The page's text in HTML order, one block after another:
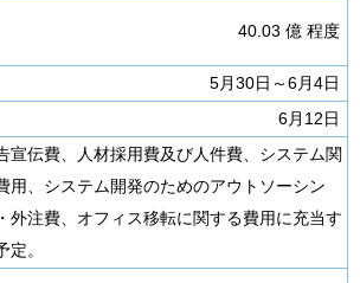
40.03 億 程度
5月30日～6月4日
6月12日
宣伝費、人材採用費及び人件費、システム関
用、システム開発のためのアウトソーシン
外注費、オフィス移転に関する費用に充当す
定。